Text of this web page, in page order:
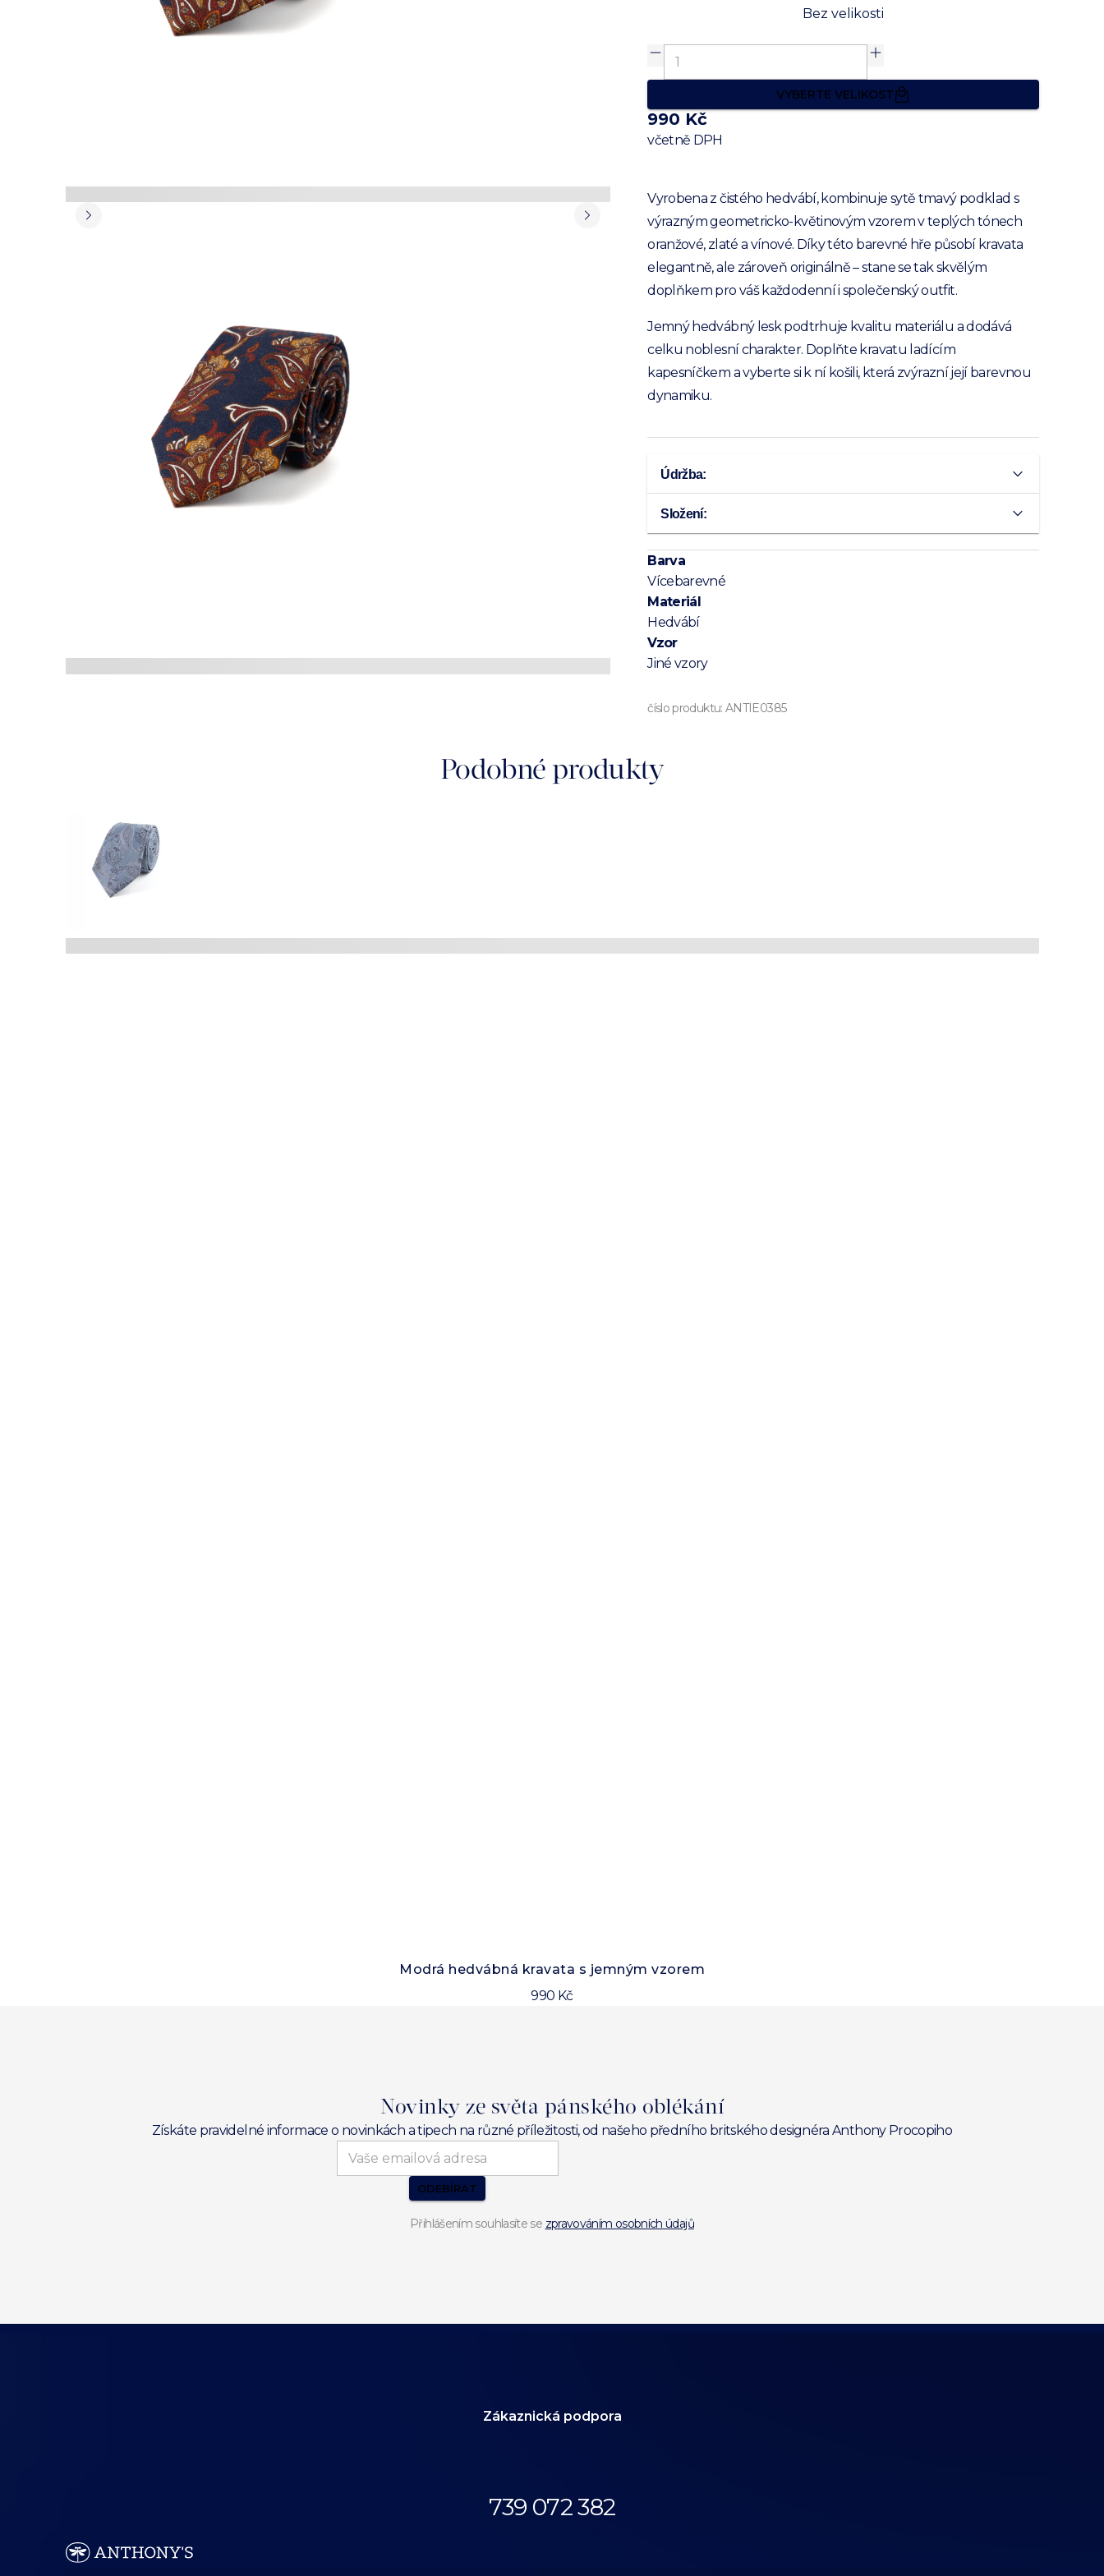
Bez velikosti
VYBERTE VELIKOST
990 Kč
včetně DPH
Vyrobena z čistého hedvábí, kombinuje sytě tmavý podklad s
výrazným geometricko-květinovým vzorem v teplých tónech
oranžové, zlaté a vínové. Díky této barevné hře působí kravata
elegantně, ale zároveň originálně – stane se tak skvělým
doplňkem pro váš každodenní i společenský outfit.
Jemný hedvábný lesk podtrhuje kvalitu materiálu a dodává
celku noblesní charakter. Doplňte kravatu ladícím
kapesníčkem a vyberte si k ní košili, která zvýrazní její barevnou
dynamiku.
Údržba:
Složení:
Barva
Vícebarevné
Materiál
Hedvábí
Vzor
Jiné vzory
číslo produktu:ANTIE0385
Podobné produkty
Modrá hedvábná kravata s jemným vzorem
990 Kč
Novinky ze světa pánského oblékání
Získáte pravidelné informace o novinkách a tipech na různé příležitosti, od našeho předního britského designéra Anthony Procopiho
ODEBÍRAT
Přihlášením souhlasíte se zpravováním osobních údajů
Zákaznická podpora
739 072 382